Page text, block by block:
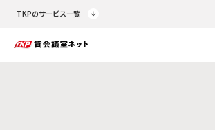
TKPのサービス一覧